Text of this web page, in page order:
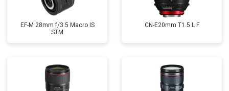
EF-M 28mm f/3.5 Macro IS
STM
CN-E20mm T1.5 L F